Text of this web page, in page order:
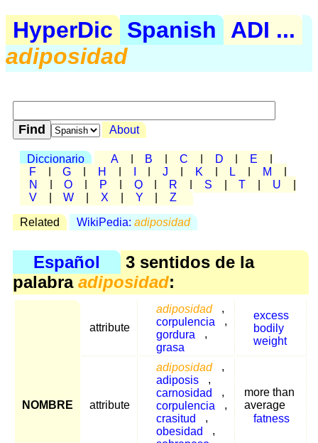
HyperDic Spanish
ADI ...
adiposidad
About
Diccionario A B C D E
F
G H J K L M
N
O P Q R S T U
V
W X Y Z
Related WikiPedia: adiposidad
Español
3 sentidos de la
palabra adiposidad:
NOMBRE
attribute
adiposidad
,
corpulencia
,
gordura
,
grasa
excess
bodily
weight
attribute
adiposidad
,
adiposis
,
carnosidad
,
corpulencia
,
crasitud
,
obesidad
,
more than
average
fatness